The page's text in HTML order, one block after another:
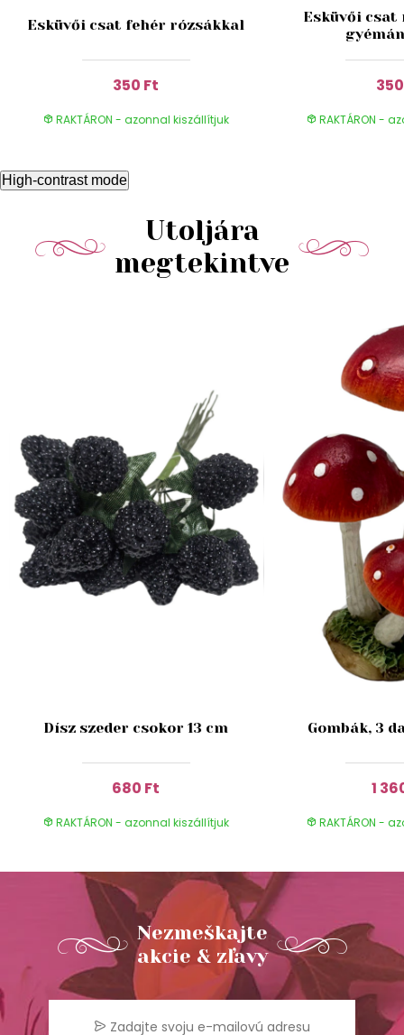
Esküvői csat fehér rózsákkal
350 Ft
RAKTÁRON - azonnal kiszállítjuk
Esküvői csat
RAKTÁRON -
High-contrast mode
Utoljára
megtekintve
Dísz szeder csokor 13 cm
680 Ft
RAKTÁRON - azonnal kiszállítjuk
Gombák, 3
1
RAKTÁRON -
Nezmeškajte
akcie & zľavy